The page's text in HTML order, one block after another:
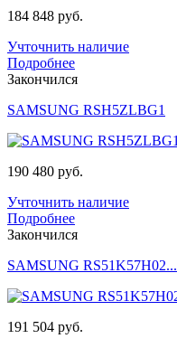
184 848 руб.
Учточнить наличие
Подробнее
Закончился
SAMSUNG RSH5ZLBG1
190 480 руб.
Учточнить наличие
Подробнее
Закончился
SAMSUNG RS51K57H02...
191 504 руб.